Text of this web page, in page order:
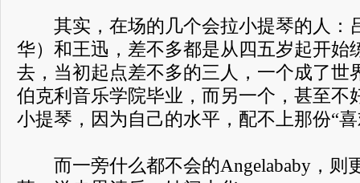
其实，在场的几个会拉小提琴的人：
华）和王迅，差不多都是从四五岁起开始
去，当初起点差不多的三人，一个成了世
伯克利音乐学院毕业，而另一个，甚至不
小提琴，因为自己的水平，配不上那份“
而一旁什么都不会的Angelababy，则